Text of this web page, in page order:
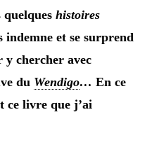
histoires
indemne et se surprend
y chercher avec
du Wendigo… En ce
ce livre que j’ai